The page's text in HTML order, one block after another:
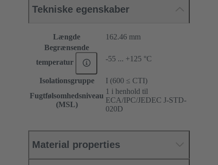
Tekniske egenskaber
Længde
162.46 mm
Begrænsende
temperatur
-55 ... +125 °C
Isolationsgruppe
I (600 ≤ CTI)
Fugtfølsomhedsniveau
(MSL)
1 i henhold til
ECA/IPC/JEDEC J-STD-
020D
Material properties